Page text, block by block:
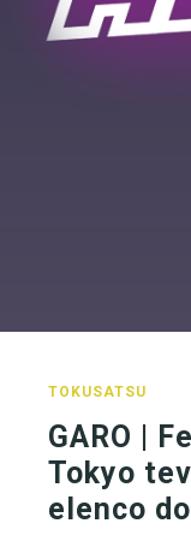
TOKUSATSU
GARO |
Tokyo
elenco